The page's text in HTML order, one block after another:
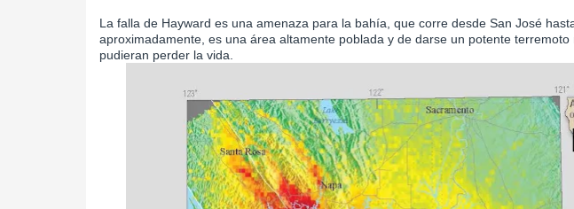
La falla de Hayward es una amenaza para la bahía, que corre desde San José
aproximadamente, es una área altamente poblada y de darse un potente terremoto
pudieran perder la vida.